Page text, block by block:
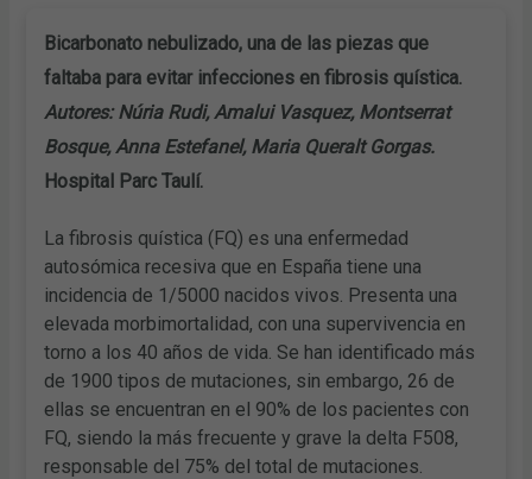
Bicarbonato nebulizado, una de las piezas que
faltaba para evitar infecciones en fibrosis quística.
Autores: Núria Rudi, Amalui Vasquez, Montserrat
Bosque, Anna Estefanel, Maria Queralt Gorgas.
Hospital Parc Taulí.
La fibrosis quística (FQ) es una enfermedad
autosómica recesiva que en España tiene una
incidencia de 1/5000 nacidos vivos. Presenta una
elevada morbimortalidad, con una supervivencia en
torno a los 40 años de vida. Se han identificado más
de 1900 tipos de mutaciones, sin embargo, 26 de
ellas se encuentran en el 90% de los pacientes con
FQ, siendo la más frecuente y grave la delta F508,
responsable del 75% del total de mutaciones.